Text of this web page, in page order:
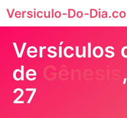
Versiculo-Do-
Versículos
de Gênesis
27